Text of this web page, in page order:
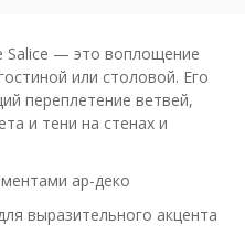
Salice — это воплощение
или столовой. Его
переплетение ветвей,
и тени на стенах и
ар-деко
выразительного акцента